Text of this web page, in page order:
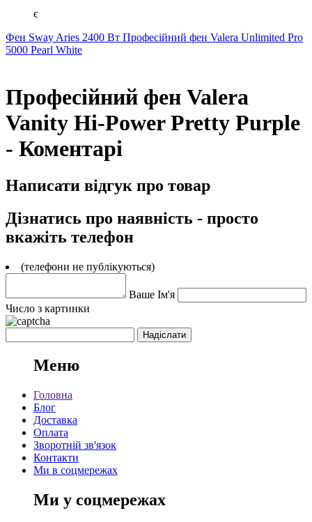
є
Фен Sway Aries 2400 Вт Професійний фен Valera Unlimited Pro
5000 Pearl White
Професійний фен Valera
Vanity Hi-Power Pretty Purple
- Коментарі
Написати відгук про товар
Дізнатись про наявність - просто
вкажіть телефон
(телефони не публікуються)
Ваше Ім'я
Число з картинки
Меню
Головна
Блог
Доставка
Оплата
Зворотній зв'язок
Контакти
Ми в соцмережах
Ми у соцмережах